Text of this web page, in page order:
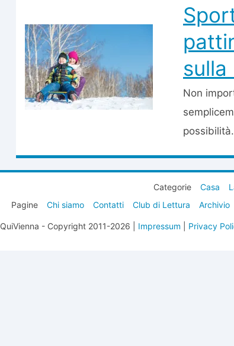
sulla
Non
Categorie Casa
Pagine
Chi siamo Contatti Club di Lettura Archivio
QuiVienna - Copyright 2011-2026 | Impressum Privacy